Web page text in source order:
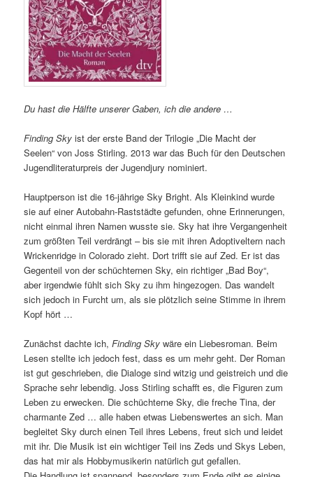
Du hast die Hälfte unserer Gaben, ich die andere …
Finding Sky ist der erste Band der Trilogie „Die Macht der
Seelen“ von Joss Stirling. 2013 war das Buch für den Deutschen
Jugendliteraturpreis der Jugendjury nominiert.
Hauptperson ist die 16-jährige Sky Bright. Als Kleinkind wurde
sie auf einer Autobahn-Raststädte gefunden, ohne Erinnerungen,
nicht einmal ihren Namen wusste sie. Sky hat ihre Vergangenheit
zum größten Teil verdrängt – bis sie mit ihren Adoptiveltern nach
Wrickenridge in Colorado zieht. Dort trifft sie auf Zed. Er ist das
Gegenteil von der schüchternen Sky, ein richtiger „Bad Boy“,
aber irgendwie fühlt sich Sky zu ihm hingezogen. Das wandelt
sich jedoch in Furcht um, als sie plötzlich seine Stimme in ihrem
Kopf hört …
Zunächst dachte ich,Finding Sky wäre ein Liebesroman. Beim
Lesen stellte ich jedoch fest, dass es um mehr geht. Der Roman
ist gut geschrieben, die Dialoge sind witzig und geistreich und die
Sprache sehr lebendig. Joss Stirling schafft es, die Figuren zum
Leben zu erwecken. Die schüchterne Sky, die freche Tina, der
charmante Zed … alle haben etwas Liebenswertes an sich. Man
begleitet Sky durch einen Teil ihres Lebens, freut sich und leidet
mit ihr. Die Musik ist ein wichtiger Teil ins Zeds und Skys Leben,
das hat mir als Hobbymusikerin natürlich gut gefallen.